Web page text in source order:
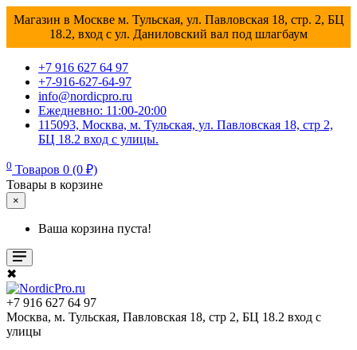
Магазин в Москве м. Тульская, ул. Павловская 18, стр. 2, БЦ
18.2, вход с ул. Даниловский вал под шлагбаум
+7 916 627 64 97
+7-916-627-64-97
info@nordicpro.ru
Ежедневно: 11:00-20:00
115093, Москва, м. Тульская, ул. Павловская 18, стр 2,
БЦ 18.2 вход с улицы.
0 Товаров 0 (0 ₽)
Товары в корзине
×
Ваша корзина пуста!
✖
+7 916 627 64 97
Москва, м. Тульская, Павловская 18, стр 2, БЦ 18.2 вход с
улицы